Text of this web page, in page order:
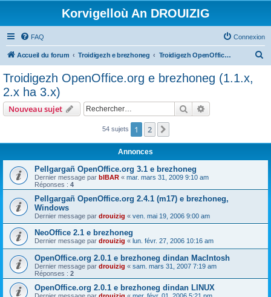
Korvigelloù An DROUIZIG
FAQ Connexion
Accueil du forum Troidigezh e brezhoneg Troidigezh OpenOffice.org e brezhoneg (1.1.x, 2.x ha 3.x)
c
Troidigezh OpenOffice.org e brezhoneg (1.1.x,
2.x ha 3.x)
Nouveau sujet Rechercher
54 sujets 1 2
Annonces
Pellgargañ OpenOffice.org 3.1 e brezhoneg
Dernier message par bIBAR « mar. mars 31, 2009 9:10 am
Réponses : 4
Pellgargañ OpenOffice.org 2.4.1 (m17) e brezhoneg,
Windows
Dernier message par drouizig « ven. mai 19, 2006 9:00 am
NeoOffice 2.1 e brezhoneg
Dernier message par drouizig « lun. févr. 27, 2006 10:16 am
OpenOffice.org 2.0.1 e brezhoneg dindan MacIntosh
Dernier message par drouizig « sam. mars 31, 2007 7:19 am
Réponses : 2
OpenOffice.org 2.0.1 e brezhoneg dindan LINUX